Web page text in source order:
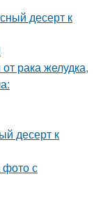
десерт к
рака желудка,
десерт к
фото с